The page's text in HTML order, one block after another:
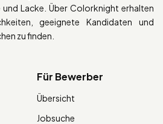
Lacke. Über Colorknight erhalten
geeignete Kandidaten und
zu finden.
Für Bewerber
Übersicht
Jobsuche